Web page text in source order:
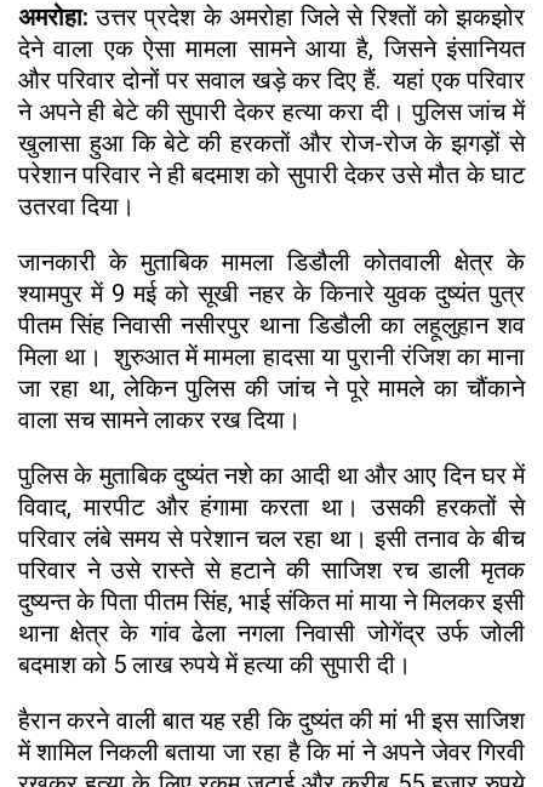
अमरोहा:उत्तर प्रदेश के अमरोहा जिले से रिश्तों को झकझोर
देने वाला एक ऐसा मामला सामने आया है, जिसने इंसानियत
और परिवार दोनों पर सवाल खड़े कर दिए हैं. यहां एक परिवार
ने अपने ही बेटे की सुपारी देकर हत्या करा दी। पुलिस जांच में
खुलासा हुआ कि बेटे की हरकतों और रोज-रोज के झगड़ों से
परेशान परिवार ने ही बदमाश को सुपारी देकर उसे मौत के घाट
उतरवा दिया।
जानकारी के मुताबिक मामला डिडौली कोतवाली क्षेत्र के
श्यामपुर में 9 मई को सूखी नहर के किनारे युवक दुष्यंत पुत्र
पीतम सिंह निवासी नसीरपुर थाना डिडौली का लहूलुहान शव
मिला था। शुरुआत में मामला हादसा या पुरानी रंजिश का माना
जा रहा था, लेकिन पुलिस की जांच ने पूरे मामले का चौंकाने
वाला सच सामने लाकर रख दिया।
पुलिस के मुताबिक दुष्यंत नशे का आदी था और आए दिन घर में
विवाद, मारपीट और हंगामा करता था। उसकी हरकतों से
परिवार लंबे समय से परेशान चल रहा था। इसी तनाव के बीच
परिवार ने उसे रास्ते से हटाने की साजिश रच डाली मृतक
दुष्यन्त के पिता पीतम सिंह, भाई संकित मां माया ने मिलकर इसी
थाना क्षेत्र के गांव ढेला नगला निवासी जोगेंद्र उर्फ जोली
बदमाश को 5 लाख रुपये में हत्या की सुपारी दी।
हैरान करने वाली बात यह रही कि दुष्यंत की मां भी इस साजिश
में शामिल निकली बताया जा रहा है कि मां ने अपने जेवर गिरवी